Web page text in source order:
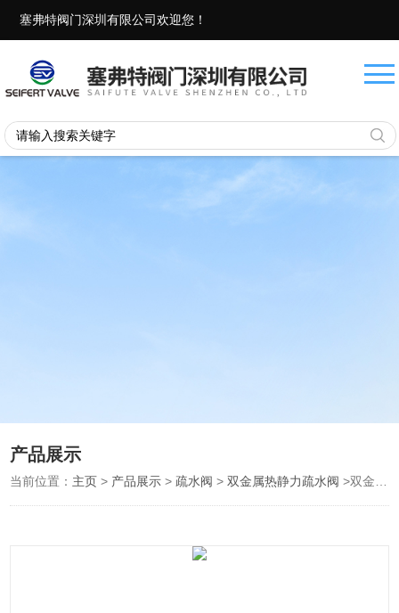
塞弗特阀门深圳有限公司欢迎您！
产品展示
当前位置： 主页 > 产品展示 > 疏水阀 >双金属热静力疏水阀 >双金属热静力疏水阀